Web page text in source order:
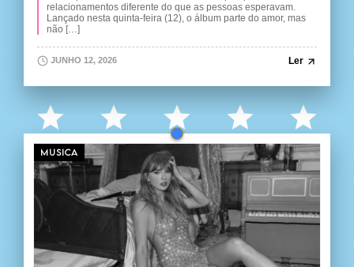
relacionamentos diferente do que as pessoas esperavam.
Lançado nesta quinta-feira (12), o álbum parte do amor, mas
não […]
JUNHO 12, 2026 Ler
MUSICA